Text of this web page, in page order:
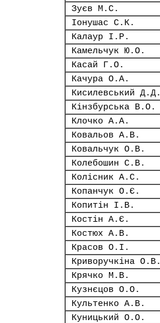
Зуєв М.С.
Іонушас С.К.
Калаур І.Р.
Камельчук Ю.О.
Касай Г.О.
Качура О.А.
Кисилевський Д.Д.
Кінзбурська В.О.
Клочко А.А.
Ковальов А.В.
Ковальчук О.В.
Колебошин С.В.
Колісник А.С.
Копанчук О.Є.
Копитін І.В.
Костін А.Є.
Костюх А.В.
Красов О.І.
Криворучкіна О.В.
Крячко М.В.
Кузнєцов О.О.
Культенко А.В.
Куницький О.О.